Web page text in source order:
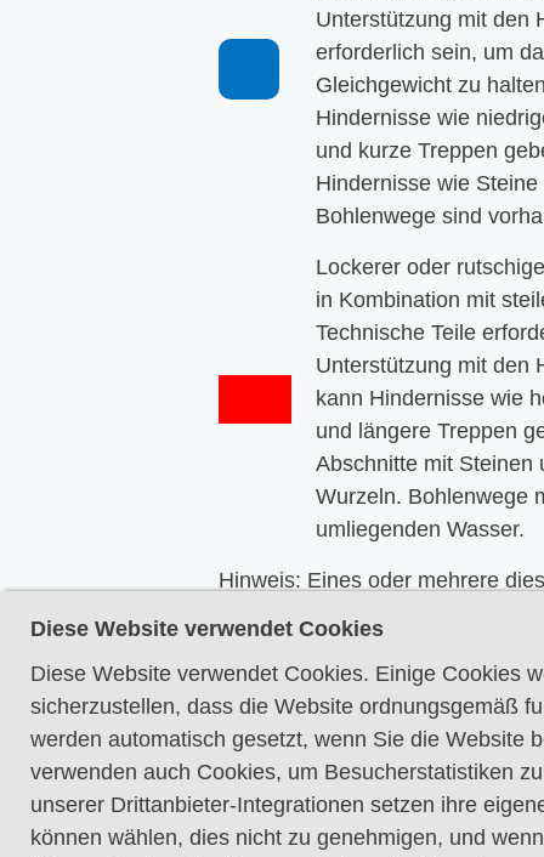
Unterstützung mit den
erforderlich sein, um
Gleichgewicht zu
Hindernisse wie
und kurze Treppen
Hindernisse wie
Bohlenwege sind
Lockerer oder
in Kombination mit
Technische Teile
Unterstützung mit den
kann Hindernisse wie
und längere Treppen
Abschnitte mit Steinen
Wurzeln. Bohlenwege
umliegenden Wasser.
Hinweis: Eines oder mehrere
Diese Website verwendet Cookies
Diese Website verwendet Cookies. Einige Cookies
sicherzustellen, dass die Website ordnungsgemäß
werden automatisch gesetzt, wenn Sie die Website
verwenden auch Cookies, um Besucherstatistiken
unserer Drittanbieter-Integrationen setzen ihre
können wählen, dies nicht zu genehmigen, und